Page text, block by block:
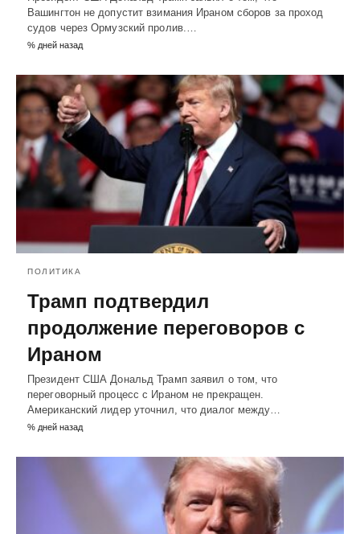
Вашингтон не допустит взимания Ираном сборов за проход
судов через Ормузский пролив.…
% дней назад
ПОЛИТИКА
Трамп подтвердил
продолжение переговоров с
Ираном
Президент США Дональд Трамп заявил о том, что
переговорный процесс с Ираном не прекращен.
Американский лидер уточнил, что диалог между…
% дней назад